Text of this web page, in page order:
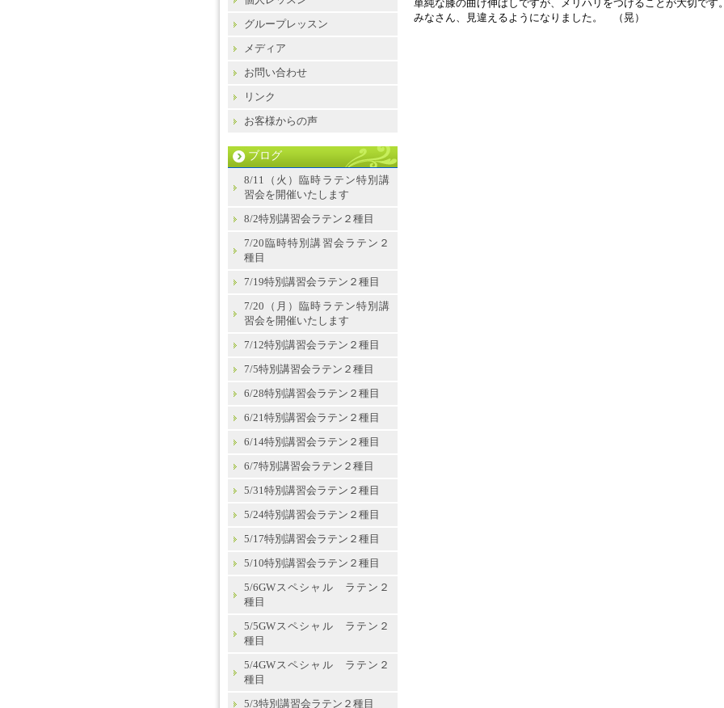
単純な膝の曲げ伸ばしですが、メリハリをつけることが大切です。
みなさん、見違えるようになりました。 （晃）
グループレッスン
メディア
お問い合わせ
リンク
お客様からの声
ブログ
8/11（火）臨時ラテン特別講
習会を開催いたします
8/2特別講習会ラテン２種目
7/20臨時特別講習会ラテン２
種目
7/19特別講習会ラテン２種目
7/20（月）臨時ラテン特別講
習会を開催いたします
7/12特別講習会ラテン２種目
7/5特別講習会ラテン２種目
6/28特別講習会ラテン２種目
6/21特別講習会ラテン２種目
6/14特別講習会ラテン２種目
6/7特別講習会ラテン２種目
5/31特別講習会ラテン２種目
5/24特別講習会ラテン２種目
5/17特別講習会ラテン２種目
5/10特別講習会ラテン２種目
5/6GWスペシャル ラテン２
種目
5/5GWスペシャル ラテン２
種目
5/4GWスペシャル ラテン２
種目
5/3特別講習会ラテン２種目